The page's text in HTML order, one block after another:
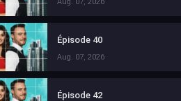
Épisode 40
Aug. 07, 2026
Épisode 42